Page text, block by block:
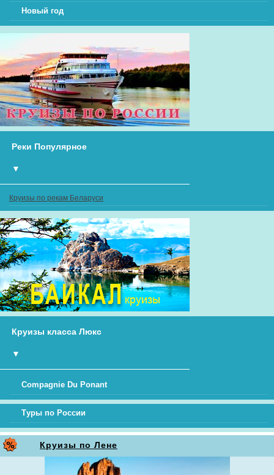
Новый год
Реки Популярное
▼
Круизы по рекам Беларуси
Круизы класса Люкс
▼
Compagnie Du Ponant
Туры по России
Круизы по Лене